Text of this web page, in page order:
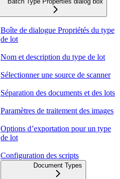
Boîte de dialogue Propriétés du type
de lot
Nom et description du type de lot
Sélectionner une source de scanner
Séparation des documents et des lots
Paramètres de traitement des images
Options d’exportation pour un type
de lot
Configuration des scripts
Document Types